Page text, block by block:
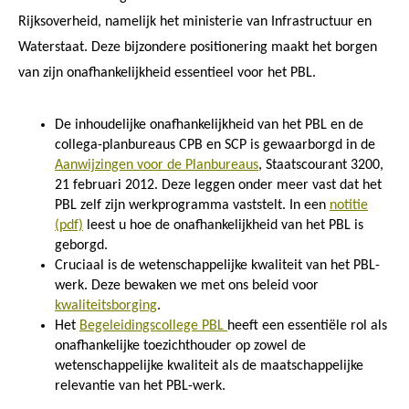
Rijksoverheid, namelijk het ministerie van Infrastructuur en
Waterstaat. Deze bijzondere positionering maakt het borgen
van zijn onafhankelijkheid essentieel voor het PBL.
De inhoudelijke onafhankelijkheid van het PBL en de
collega-planbureaus CPB en SCP is gewaarborgd in de
Aanwijzingen voor de Planbureaus, Staatscourant 3200,
21 februari 2012. Deze leggen onder meer vast dat het
PBL zelf zijn werkprogramma vaststelt. In een notitie
(pdf) leest u hoe de onafhankelijkheid van het PBL is
geborgd.
Cruciaal is de wetenschappelijke kwaliteit van het PBL-
werk. Deze bewaken we met ons beleid voor
kwaliteitsborging.
Het Begeleidingscollege PBL heeft een essentiële rol als
onafhankelijke toezichthouder op zowel de
wetenschappelijke kwaliteit als de maatschappelijke
relevantie van het PBL-werk.